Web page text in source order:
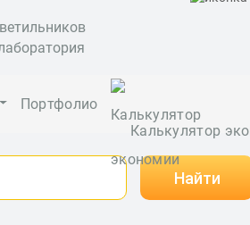
Портфолио
Калькулятор
Найти